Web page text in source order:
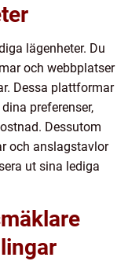
lägenheter. Du
och webbplatser
Dessa plattformar
preferenser,
Dessutom
och anslagstavlor
ut sina lediga